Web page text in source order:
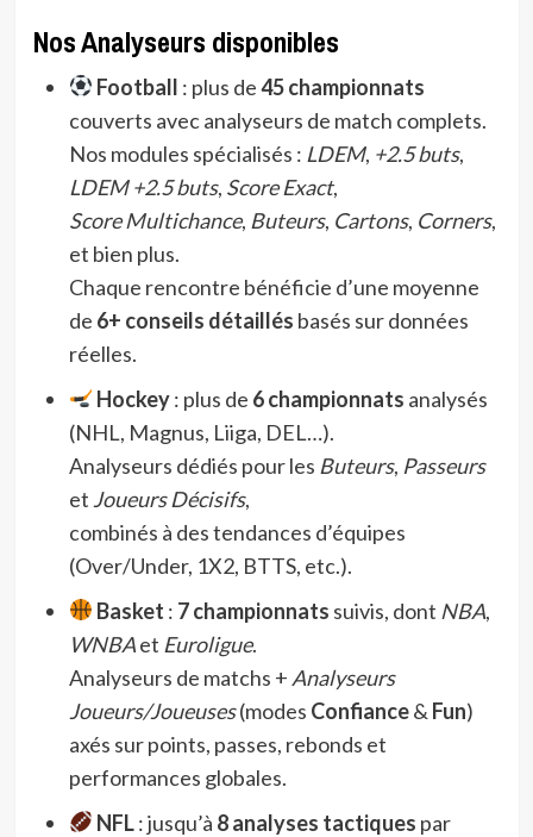
Nos Analyseurs disponibles
Football : plus de45 championnats
couverts avec analyseurs de match complets.
Nos modules spécialisés : LDEM, +2.5 buts,
LDEM +2.5 buts, Score Exact,
Score Multichance, Buteurs, Cartons, Corners,
et bien plus.
Chaque rencontre bénéficie d’une moyenne
de 6+ conseils détaillés basés sur données
réelles.
Hockey: plus de 6 championnats analysés
(NHL, Magnus, Liiga, DEL…).
Analyseurs dédiés pour les Buteurs, Passeurs
et Joueurs Décisifs,
combinés à des tendances d’équipes
(Over/Under, 1X2, BTTS, etc.).
Basket : 7 championnats suivis, dont NBA,
WNBAet Euroligue.
Analyseurs de matchs + Analyseurs
Joueurs/Joueuses(modes Confiance& Fun)
axés sur points, passes, rebonds et
performances globales.
NFL: jusqu’à 8 analyses tactiques par